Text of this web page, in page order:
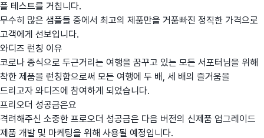
플 테스트를 거칩니다.
무수히 많은 샘플들 중에서 최고의 제품만을 거품빠진 정직한 가격으로
고객에게 선보입니다.
와디즈 런칭 이유
코로나 종식으로 두근거리는 여행을 꿈꾸고 있는 모든 서포터님을 위해
착한 제품을 런칭함으로써 모든 여행에 두 배, 세 배의 즐거움을
드리고자 와디즈에 참여하게 되었습니다.
프리오더 성공금은요
격려해주신 소중한 프로오더 성공금은 다음 버전의 신제품 업그레이드
제품 개발 및 마케팅을 위해 사용될 예정입니다.